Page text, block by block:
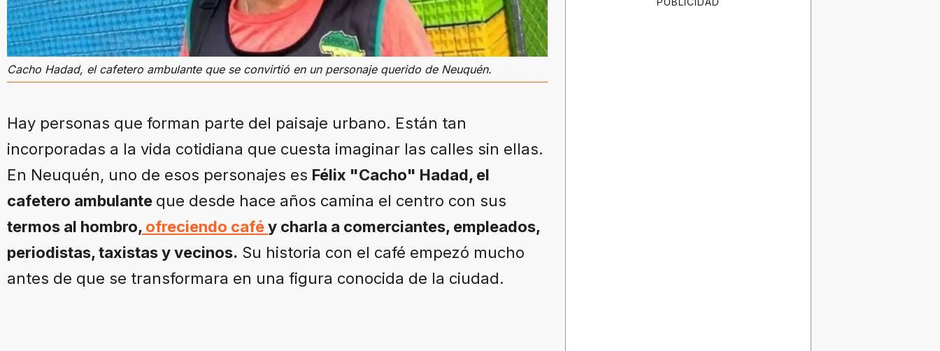
Cacho Hadad, el cafetero ambulante que se convirtió en un personaje querido de Neuquén.
Hay personas que forman parte del paisaje urbano. Están tan
incorporadas a la vida cotidiana que cuesta imaginar las calles sin ellas.
En Neuquén, uno de esos personajes es Félix "Cacho" Hadad, el
cafetero ambulante que desde hace años camina el centro con sus
termos al hombro, ofreciendo caféy charla a comerciantes, empleados,
periodistas, taxistas y vecinos. Su historia con el café empezó mucho
antes de que se transformara en una figura conocida de la ciudad.